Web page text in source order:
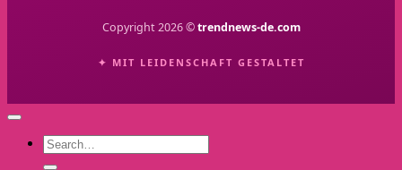
Copyright 2026 ©trendnews-de.com
✦ MIT LEIDENSCHAFT GESTALTET